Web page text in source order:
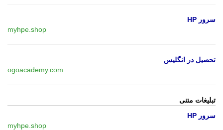
سرور HP
myhpe.shop
تحصیل در انگلیس
ogoacademy.com
تبلیغات متنی
سرور HP
myhpe.shop